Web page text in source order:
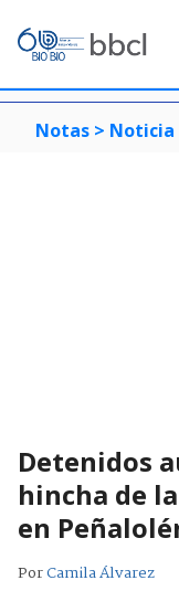
Notas > Noticia
Detenidos
hincha de
en
PorCamila Álvarez